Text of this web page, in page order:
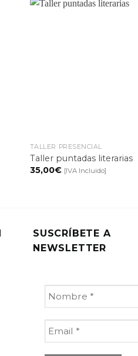
TALLER PRESENCIAL
Taller puntadas literarias
35,00€ [IVA Incluido]
SUSCRÍBETE A
NEWSLETTER